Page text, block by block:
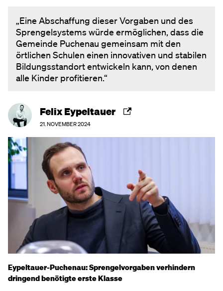
„Eine Abschaffung dieser Vorgaben und des
Sprengelsystems würde ermöglichen, dass die
Gemeinde Puchenau gemeinsam mit den
örtlichen Schulen einen innovativen und stabilen
Bildungsstandort entwickeln kann, von denen
alle Kinder profitieren.“
Felix Eypeltauer
21. NOVEMBER 2024
Eypeltauer-Puchenau: Sprengelvorgaben verhindern
dringend benötigte erste Klasse